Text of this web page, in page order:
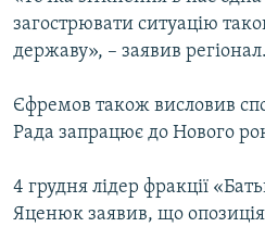
загострювати ситуацію
державу», – заявив регіонал.
Єфремов також висловив
Рада запрацює до Нового
4 грудня лідер фракції
Яценюк заявив, що